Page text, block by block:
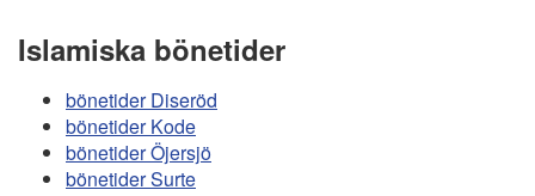
Islamiska bönetider
bönetider Diseröd
bönetider Kode
bönetider Öjersjö
bönetider Surte